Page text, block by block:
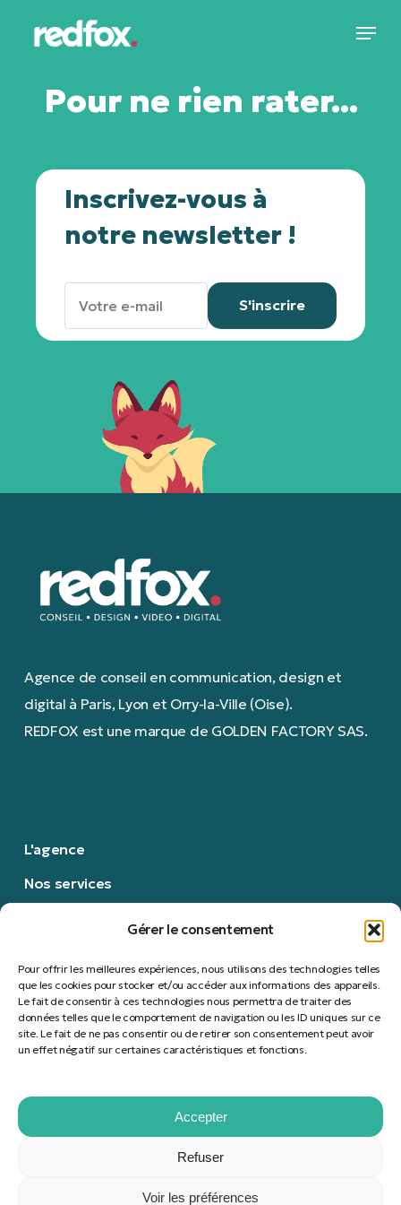
Gérer le consentement
Pour offrir les meilleures expériences, nous utilisons des technologies telles
que les cookies pour stocker et/ou accéder aux informations des appareils.
Le fait de consentir à ces technologies nous permettra de traiter des
données telles que le comportement de navigation ou les ID uniques sur ce
site. Le fait de ne pas consentir ou de retirer son consentement peut avoir
un effet négatif sur certaines caractéristiques et fonctions.
Accepter
Refuser
Voir les préférences
content
Menu
Pour ne rien rater...
Inscrivez-vous à
notre newsletter !
Agence de conseil en communication, design et
digital à Paris, Lyon et Orry-la-Ville (Oise).
REDFOX est une marque de GOLDEN FACTORY SAS.
L'agence
Nos services
Politique RSE
Mentions légales
S'abonner à notre newsletter
Propulsé par Wordpress.